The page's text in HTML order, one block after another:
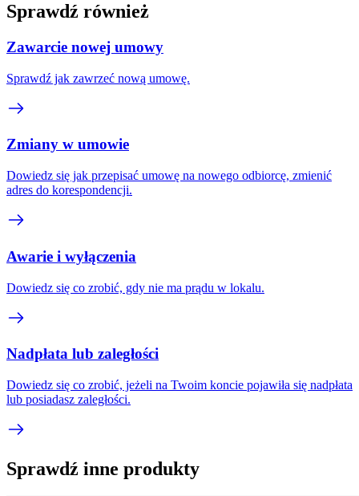
Sprawdź również
Zawarcie nowej umowy
Sprawdź jak zawrzeć nową umowę.
Zmiany w umowie
Dowiedz się jak przepisać umowę na nowego odbiorcę, zmienić
adres do korespondencji.
Awarie i wyłączenia
Dowiedz się co zrobić, gdy nie ma prądu w lokalu.
Nadpłata lub zaległości
Dowiedz się co zrobić, jeżeli na Twoim koncie pojawiła się nadpłata
lub posiadasz zaległości.
Sprawdź inne produkty